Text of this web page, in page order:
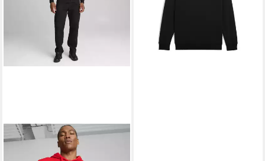
PUMAHoodie Around the
Block Kapuzenjacke Herren
Kängurutasche